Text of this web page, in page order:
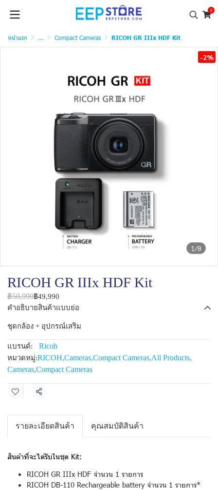
0
หน้าแรก ... Compact Cameras RICOH GR IIIx HDF Kit
1/8
-2%
RICOH GR IIIx HDF Kit
฿50,990฿49,990
คำอธิบายสินค้าแบบย่อ
ชุดกล้อง + อุปกรณ์เสริม
แบรนด์: Ricoh
หมวดหมู่:RICOH,Cameras,Compact Cameras,All Products,
Cameras,Compact Cameras
แชร์
รายละเอียดสินค้า คุณสมบัติสินค้า
สินค้าที่จะได้รับในชุด Kit:
RICOH GR IIIx HDF จำนวน 1 รายการ
RICOH DB-110 Rechargeable battery จำนวน 1 รายการ*